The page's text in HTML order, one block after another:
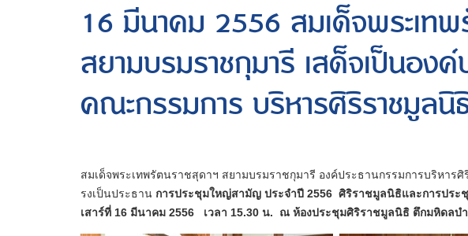
16 มีนาคม 2556 สมเด็จพระเทพ
สยามบรมราชกุมารี เสด็จเป็นองค์
คณะกรรมการ บริหารศิริราชมูลนิ
สมเด็จพระเทพรัตนราชสุดาฯ สยามบรมราชกุมารี องค์ประธานกรรมการบริหาร
รงเป็นประธาน การประชุมใหญ่สามัญ ประจำปี 2556 ศิริราชมูลนิธิและการปร
เสาร์ที่ 16 มีนาคม 2556 เวลา 15.30 น. ณ ห้องประชุมศิริราชมูลนิธิ ตึกมหิดลบ